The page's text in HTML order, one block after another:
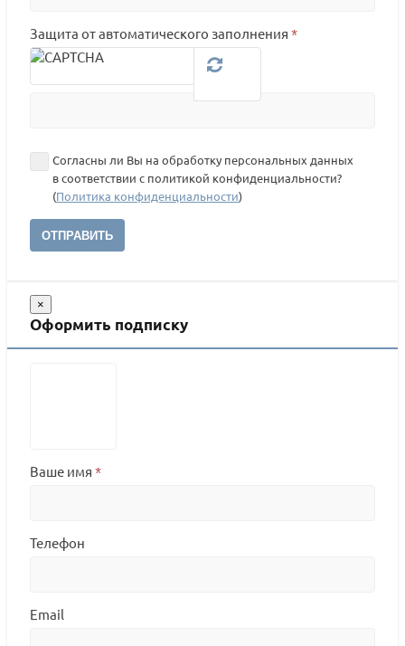
Защита от автоматического заполнения *
Согласны ли Вы на обработку персональных данных
в соответствии с политикой конфиденциальности?
(Политика конфиденциальности)
ОТПРАВИТЬ
×
Оформить подписку
Ваше имя *
Телефон
Email